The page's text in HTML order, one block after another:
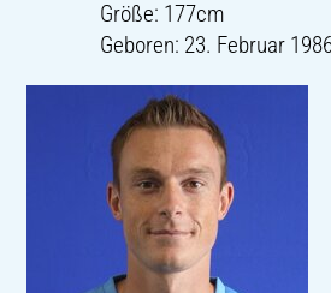
Größe: 177cm
Geboren: 23. Februar